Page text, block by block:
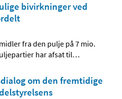
bivirkninger ved
fra den pulje på 7 mio.
har afsat til…
om den fremtidige